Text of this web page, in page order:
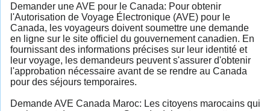
Demander une AVE pour le Canada: Pour obtenir
l'Autorisation de Voyage Électronique (AVE) pour le
Canada, les voyageurs doivent soumettre une demande
en ligne sur le site officiel du gouvernement canadien. En
fournissant des informations précises sur leur identité et
leur voyage, les demandeurs peuvent s'assurer d'obtenir
l'approbation nécessaire avant de se rendre au Canada
pour des séjours temporaires.
Demande AVE Canada Maroc: Les citoyens marocains qui